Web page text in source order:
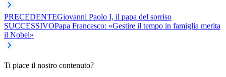
PRECEDENTEGiovanni Paolo I, il papa del sorriso
SUCCESSIVOPapa Francesco: «Gestire il tempo in famiglia merita
il Nobel»
Ti piace il nostro contenuto?